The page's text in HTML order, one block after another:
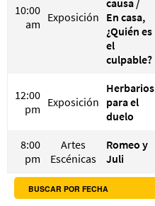
10:00
am Exposición En casa,
¿Quién es
el
culpable?
12:00
pm Exposición
Herbarios
para el
duelo
8:00
pm
Artes
Escénicas
Romeo y
Juli
BUSCAR POR FECHA